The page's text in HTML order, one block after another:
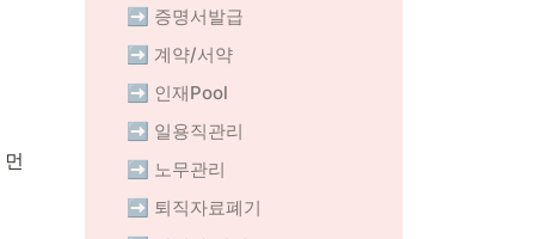
➡️ 증명서발급
➡️ 계약/서약
➡️ 인재Pool
➡️ 일용직관리
➡️ 노무관리
➡️ 퇴직자료폐기